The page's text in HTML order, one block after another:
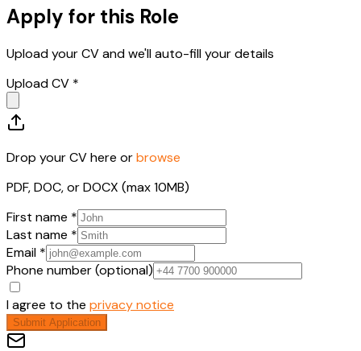
Apply for this Role
Upload your CV and we'll auto-fill your details
Upload CV *
Drop your CV here orbrowse
PDF, DOC, or DOCX (max 10MB)
First name *
Last name *
Email *
Phone number (optional)
I agree to the privacy notice
Submit Application